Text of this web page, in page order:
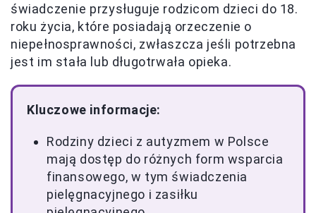
świadczenie przysługuje rodzicom dzieci do 18.
roku życia, które posiadają orzeczenie o
niepełnosprawności, zwłaszcza jeśli potrzebna
jest im stała lub długotrwała opieka.
Kluczowe informacje:
Rodziny dzieci z autyzmem w Polsce
mają dostęp do różnych form wsparcia
finansowego, w tym świadczenia
pielęgnacyjnego i zasiłku